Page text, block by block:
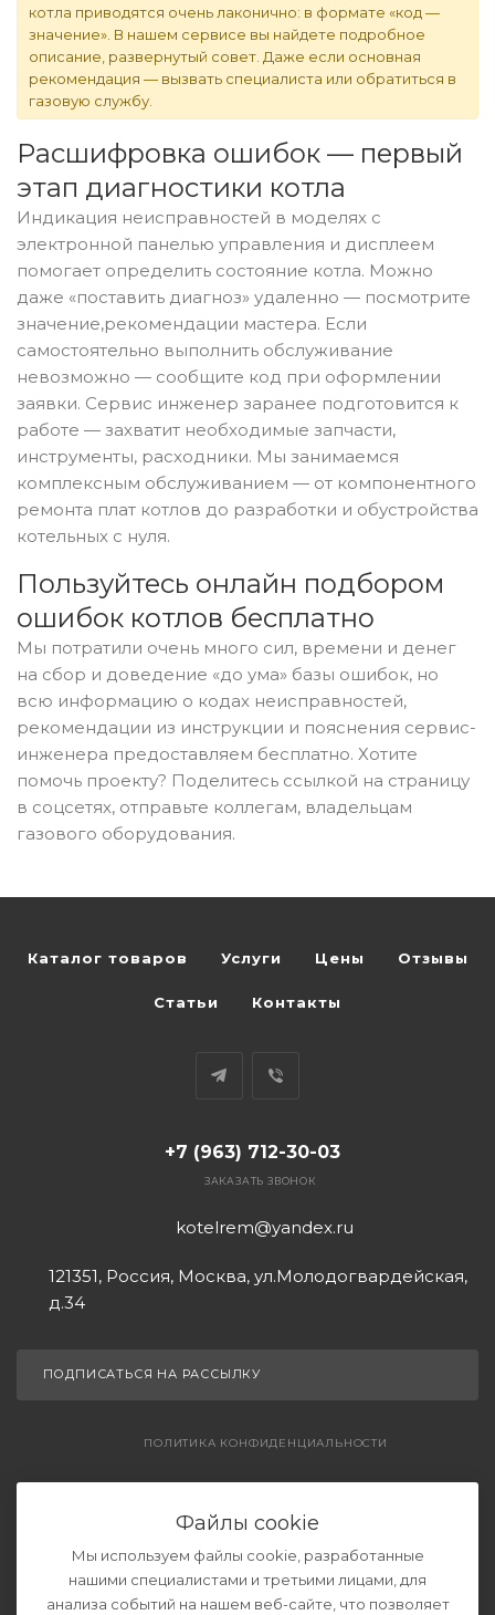
котла приводятся очень лаконично: в формате «код —
значение». В нашем сервисе вы найдете подробное
описание, развернутый совет. Даже если основная
рекомендация — вызвать специалиста или обратиться в
газовую службу.
Расшифровка ошибок — первый
этап диагностики котла
Индикация неисправностей в моделях с
электронной панелью управления и дисплеем
помогает определить состояние котла. Можно
даже «поставить диагноз» удаленно — посмотрите
значение,рекомендации мастера. Если
самостоятельно выполнить обслуживание
невозможно — сообщите код при оформлении
заявки. Сервис инженер заранее подготовится к
работе — захватит необходимые запчасти,
инструменты, расходники. Мы занимаемся
комплексным обслуживанием — от компонентного
ремонта плат котлов до разработки и обустройства
котельных с нуля.
Пользуйтесь онлайн подбором
ошибок котлов бесплатно
Мы потратили очень много сил, времени и денег
на сбор и доведение «до ума» базы ошибок, но
всю информацию о кодах неисправностей,
рекомендации из инструкции и пояснения сервис-
инженера предоставляем бесплатно. Хотите
помочь проекту? Поделитесь ссылкой на страницу
в соцсетях, отправьте коллегам, владельцам
газового оборудования.
Каталог товаров Услуги Цены Отзывы
Статьи Контакты
+7 (963) 712-30-03
ЗАКАЗАТЬ ЗВОНОК
kotelrem@yandex.ru
121351, Россия, Москва, ул.Молодогвардейская,
д.34
ПОДПИСАТЬСЯ НА РАССЫЛКУ
ПОЛИТИКА КОНФИДЕНЦИАЛЬНОСТИ
Файлы cookie
Мы используем файлы cookie, разработанные
нашими специалистами и третьими лицами, для
анализа событий на нашем веб-сайте, что позволяет